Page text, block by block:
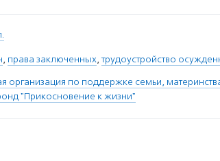
, права заключенных,трудоустройство
организация по поддержке семьи,
"Прикосновение к жизни"